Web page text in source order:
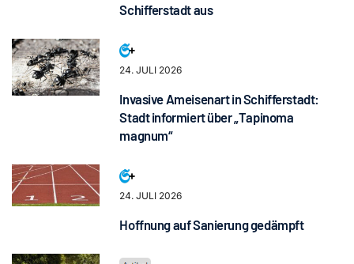
Schifferstadt aus
24. JULI 2026
Invasive Ameisenart in Schifferstadt:
Stadt informiert über „Tapinoma
magnum“
24. JULI 2026
Hoffnung auf Sanierung gedämpft